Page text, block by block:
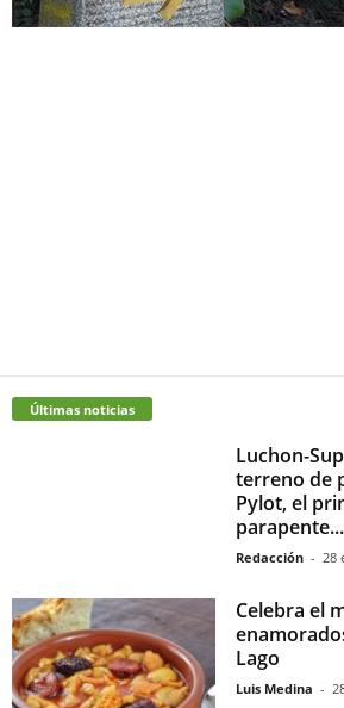
Últimas noticias
Luchon-
terreno de
Pylot, el
parapente...
Redacción - 28
Celebra el
Lago
Luis Medina -